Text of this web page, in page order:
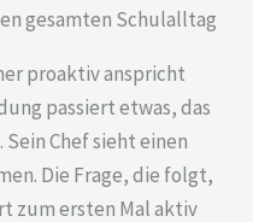
gesamten Schulalltag
proaktiv anspricht
passiert etwas, das
Chef sieht einen
Die Frage, die folgt,
zum ersten Mal aktiv